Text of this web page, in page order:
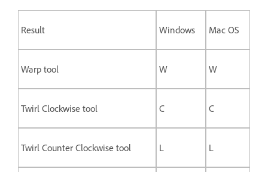
Result Windows Mac OS
Warp tool W W
Twirl Clockwise tool C C
Twirl Counter Clockwise tool L L